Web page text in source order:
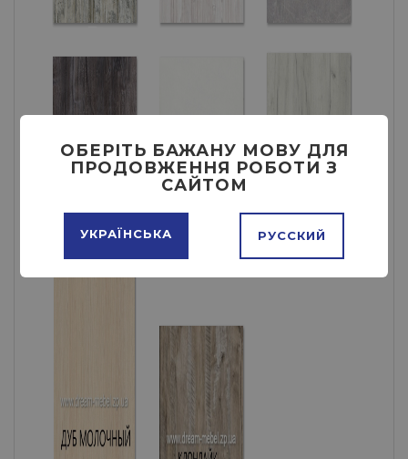
ОБЕРІТЬ БАЖАНУ МОВУ ДЛЯ
ПРОДОВЖЕННЯ РОБОТИ З
САЙТОМ
УКРАЇНСЬКА РУССКИЙ